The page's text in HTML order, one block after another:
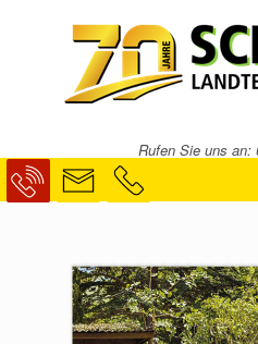
Rufen Sie uns an: